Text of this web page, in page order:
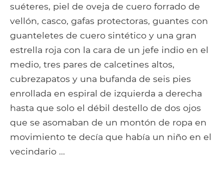
suéteres, piel de oveja de cuero forrado de
vellón, casco, gafas protectoras, guantes con
guanteletes de cuero sintético y una gran
estrella roja con la cara de un jefe indio en el
medio, tres pares de calcetines altos,
cubrezapatos y una bufanda de seis pies
enrollada en espiral de izquierda a derecha
hasta que solo el débil destello de dos ojos
que se asomaban de un montón de ropa en
movimiento te decía que había un niño en el
vecindario ...